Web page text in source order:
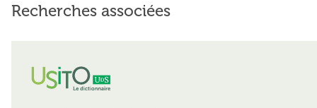
Recherches associées